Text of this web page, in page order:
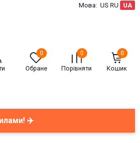
Мова: US RU UA
0
Обране
0
Порівняти
0
Кошик
✈️